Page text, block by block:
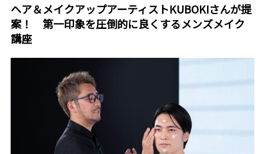
ヘア＆メイクアップアーティストKUBOKIさんが提
案！ 第一印象を圧倒的に良くするメンズメイク
講座